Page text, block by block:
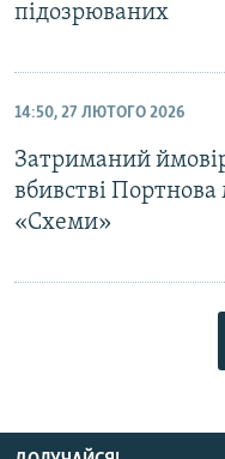
підозрюваних
14:50, 27 ЛЮТОГО 2026
Затриманий
вбивстві
«Схеми»